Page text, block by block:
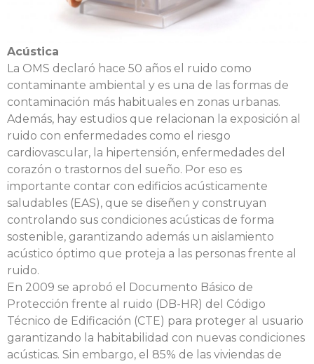
Acústica
La OMS declaró hace 50 años el ruido como
contaminante ambiental y es una de las formas de
contaminación más habituales en zonas urbanas.
Además, hay estudios que relacionan la exposición al
ruido con enfermedades como el riesgo
cardiovascular, la hipertensión, enfermedades del
corazón o trastornos del sueño. Por eso es
importante contar con edificios acústicamente
saludables (EAS), que se diseñen y construyan
controlando sus condiciones acústicas de forma
sostenible, garantizando además un aislamiento
acústico óptimo que proteja a las personas frente al
ruido.
En 2009 se aprobó el Documento Básico de
Protección frente al ruido (DB-HR) del Código
Técnico de Edificación (CTE) para proteger al usuario
garantizando la habitabilidad con nuevas condiciones
acústicas. Sin embargo, el 85% de las viviendas de